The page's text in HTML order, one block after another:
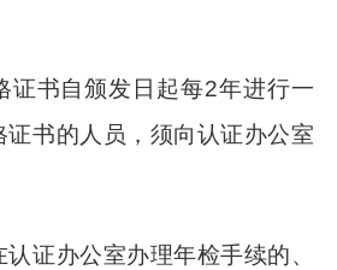
证书自颁发日起每2年进行一
证书的人员，须向认证办公室
证办公室办理年检手续的、